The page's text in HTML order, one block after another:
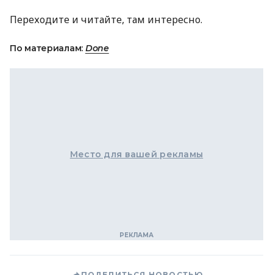
Переходите и читайте, там интересно.
По материалам: Done
Место для вашей рекламы